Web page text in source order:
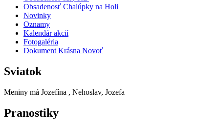
Obsadenosť Chalúpky na Holi
Novinky
Oznamy
Kalendár akcií
Fotogaléria
Dokument Krásna Novoť
Sviatok
Meniny má Jozefína , Nehoslav, Jozefa
Pranostiky